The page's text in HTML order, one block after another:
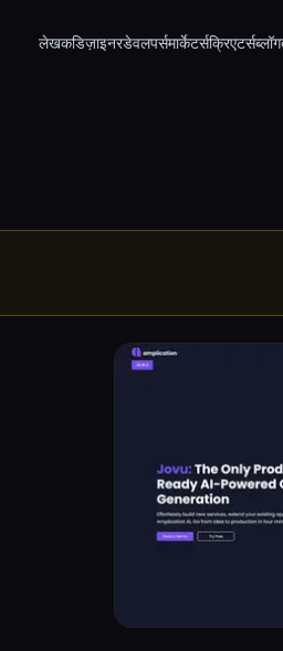
लेखकडिज़ाइनरडेवलपर्समार्केटर्सक्रिएटर्सब्लॉग